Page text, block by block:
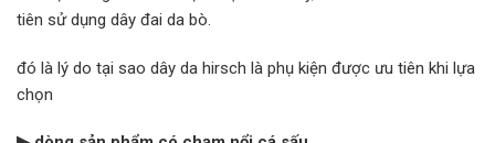
tiên sử dụng dây đai da bò.
đó là lý do tại sao dây da hirsch là phụ kiện được ưu tiên khi lựa
chọn